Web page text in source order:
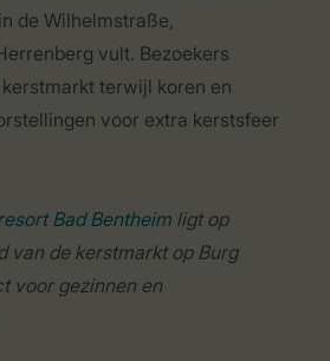
de Wilhelmstraße,
vult. Bezoekers
terwijl koren en
voor extra kerstsfeer
Bad Bentheim ligt op
van de kerstmarkt op Burg
voor gezinnen en